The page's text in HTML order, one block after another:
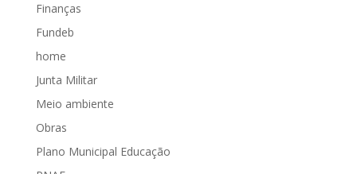
Finanças
Fundeb
home
Junta Militar
Meio ambiente
Obras
Plano Municipal Educação